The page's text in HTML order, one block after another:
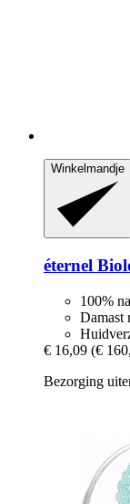
Winkelmandje
éternel
100%
Damast
€ 16,09 (€
Bezorging